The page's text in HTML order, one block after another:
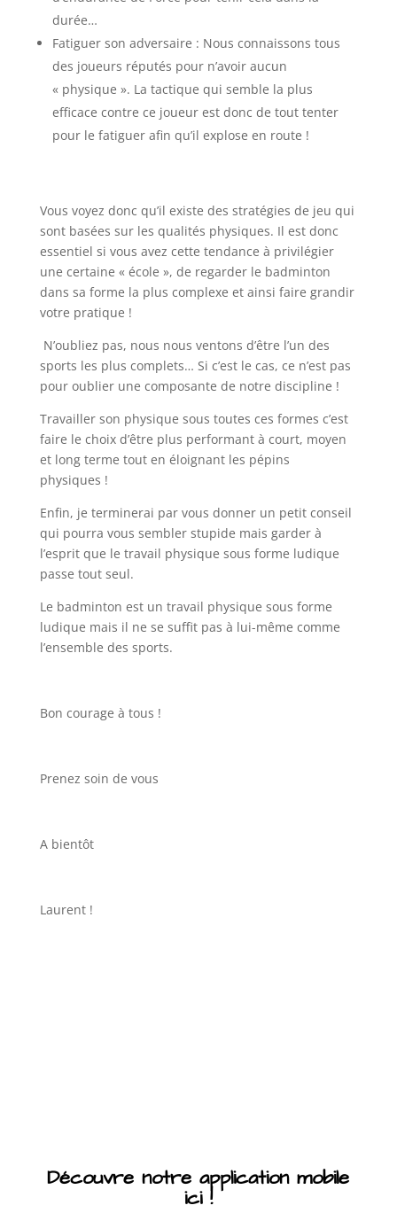
durée…
Fatiguer son adversaire : Nous connaissons tous
des joueurs réputés pour n’avoir aucun
« physique ». La tactique qui semble la plus
efficace contre ce joueur est donc de tout tenter
pour le fatiguer afin qu’il explose en route !
Vous voyez donc qu’il existe des stratégies de jeu qui
sont basées sur les qualités physiques. Il est donc
essentiel si vous avez cette tendance à privilégier
une certaine « école », de regarder le badminton
dans sa forme la plus complexe et ainsi faire grandir
votre pratique !
N’oubliez pas, nous nous ventons d’être l’un des
sports les plus complets… Si c’est le cas, ce n’est pas
pour oublier une composante de notre discipline !
Travailler son physique sous toutes ces formes c’est
faire le choix d’être plus performant à court, moyen
et long terme tout en éloignant les pépins
physiques !
Enfin, je terminerai par vous donner un petit conseil
qui pourra vous sembler stupide mais garder à
l’esprit que le travail physique sous forme ludique
passe tout seul.
Le badminton est un travail physique sous forme
ludique mais il ne se suffit pas à lui-même comme
l’ensemble des sports.
Bon courage à tous !
Prenez soin de vous
A bientôt
Laurent !
Découvre notre application mobile
ici !